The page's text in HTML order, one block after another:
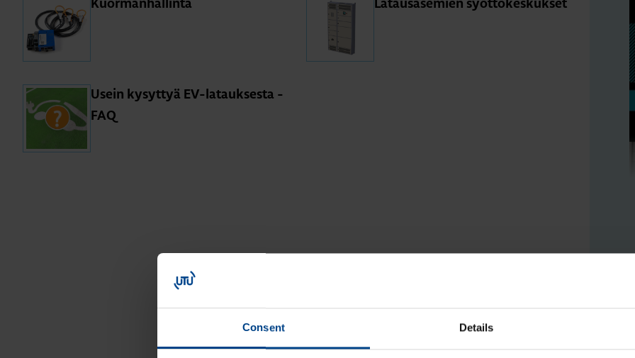
Consent Details
Kuor­man­hal­lin­ta La­taus­a­se­mien syöt­tö­kes­kuk­set
Usein ky­syt­tyä EV-la­tauk­ses­ta -
FAQ